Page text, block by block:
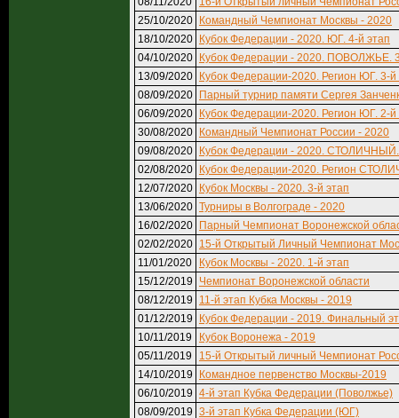
25/10/2020
Командный Чемпионат Москвы - 2020
18/10/2020
Кубок Федерации - 2020. ЮГ. 4-й этап
04/10/2020
Кубок Федерации - 2020. ПОВОЛЖЬЕ.
13/09/2020
Кубок Федерации-2020. Регион ЮГ. 3-й
08/09/2020
Парный турнир памяти Сергея
06/09/2020
Кубок Федерации-2020. Регион ЮГ. 2-й
30/08/2020
Командный Чемпионат России - 2020
09/08/2020
Кубок Федерации - 2020. СТОЛИЧНЫЙ.
02/08/2020
Кубок Федерации-2020. Регион
12/07/2020
Кубок Москвы - 2020. 3-й этап
13/06/2020 Турниры в Волгограде - 2020
16/02/2020
Парный Чемпионат Воронежской
02/02/2020 15-й Открытый Личный Чемпионат
11/01/2020
Кубок Москвы - 2020. 1-й этап
15/12/2019
Чемпионат Воронежской области
08/12/2019
11-й этап Кубка Москвы - 2019
01/12/2019
Кубок Федерации - 2019. Финальный
10/11/2019
Кубок Воронежа - 2019
05/11/2019
15-й Открытый личный Чемпионат
14/10/2019
Командное первенство Москвы-2019
06/10/2019 4-й этап Кубка Федерации (Поволжье)
08/09/2019 3-й этап Кубка Федерации (ЮГ)